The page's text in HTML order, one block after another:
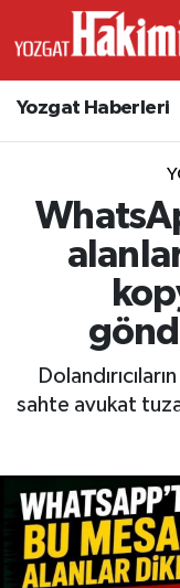
Yozgat Haberleri
sahte avukat